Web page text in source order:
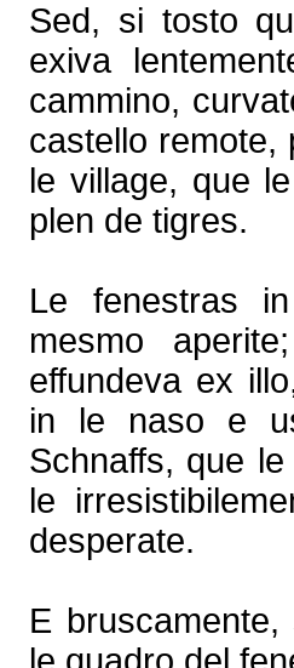
Sed, si tosto
exiva
cammino,
castello remote,
le village, que
plen de tigres.
Le fenestras
mesmo
effundeva ex
in le naso e
Schnaffs, que
le
desperate.
E